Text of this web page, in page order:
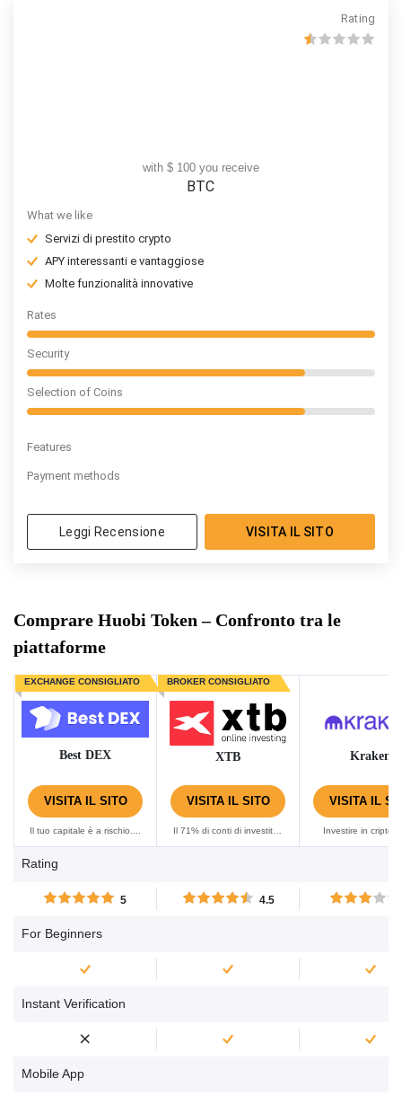
Rating
with $ 100 you receive
BTC
What we like
Servizi di prestito crypto
APY interessanti e vantaggiose
Molte funzionalità innovative
Rates
Security
Selection of Coins
Features
Payment methods
Leggi Recensione VISITA IL SITO
Comprare Huobi Token – Confronto tra le
piattaforme
EXCHANGE CONSIGLIATO
Best DEX
VISITA IL SITO
Il tuo capitale è a rischio....
BROKER CONSIGLIATO
XTB
VISITA IL SITO
Il 71% di conti di investitori
trading di CFD con XTB....
Kraken
VISITA IL
Investire in
dall'alta volatilità,
Rating
5 4.5
For Beginners
Instant Verification
Mobile App